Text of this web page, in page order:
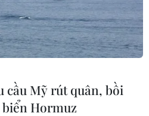
cầu Mỹ rút quân, bồi
Hormuz